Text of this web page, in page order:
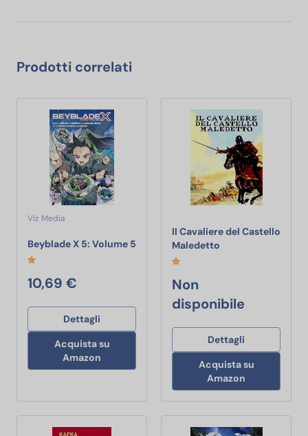
Prodotti correlati
Viz Media
Beyblade X 5: Volume 5 Beyblade X 5: Volume 5
10,69 €
Dettagli
Acquista su
Amazon
Il Cavaliere del Castello
Maledetto
Non
disponibile
Dettagli
Acquista su
Amazon